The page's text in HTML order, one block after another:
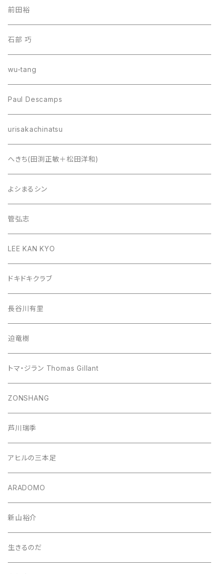
前田裕
石部 巧
wu-tang
Paul Descamps
urisakachinatsu
へきち(田渕正敏＋松田洋和)
よシまるシン
管弘志
LEE KAN KYO
ドキドキクラブ
長谷川有里
迫竜樹
トマ・ジラン Thomas Gillant
ZONSHANG
芦川瑞季
アヒルの三本足
ARADOMO
新山裕介
生きるのだ